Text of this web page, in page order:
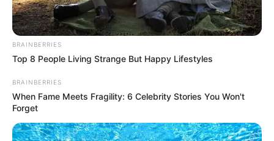
Θλίψη στην Καστοριά: Βρήκαν νεκρή από
κιλών
ρωσόφωνης μαφίας στην Αθήνα
Σπείρα είχε στήσει υπερσύγχρονα
BRAINBERRIES
Top 8 People Living Strange But Happy Lifestyles
BRAINBERRIES
When Fame Meets Fragility: 6 Celebrity Stories You Won't
Forget